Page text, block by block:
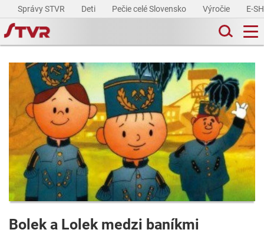
Správy STVR Deti Pečie celé Slovensko Výročie E-
Bolek a Lolek medzi baníkmi